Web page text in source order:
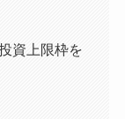
資上限枠を